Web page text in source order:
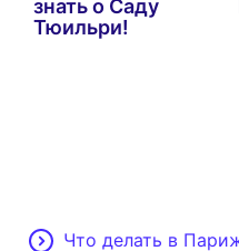
знать о Саду
Тюильри!
Что делать в